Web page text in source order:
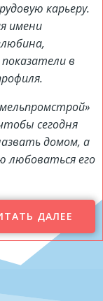
карьеру.
имени
в
сегодня
домом, а
любоваться его
ДАЛЕЕ